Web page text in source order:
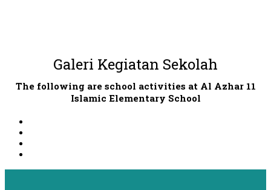
Galeri Kegiatan Sekolah
The following are school activities at Al Azhar 11
Islamic Elementary School